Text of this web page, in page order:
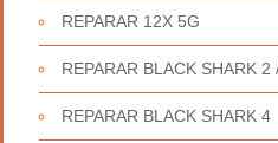
REPARAR 12X 5G
REPARAR BLACK SHARK 2
REPARAR BLACK SHARK 4